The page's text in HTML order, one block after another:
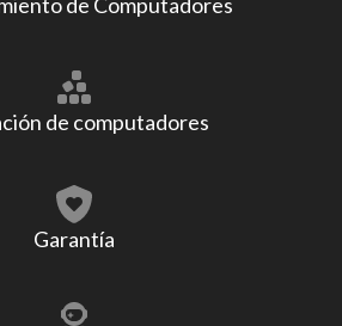
de computadores
Garantía